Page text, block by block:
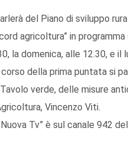
del Piano di sviluppo
agricoltura” in
la domenica, alle 12.30, e il
della prima puntata si
verde, delle misure
Vincenzo Viti.
Nuova Tv” è sul canale 942